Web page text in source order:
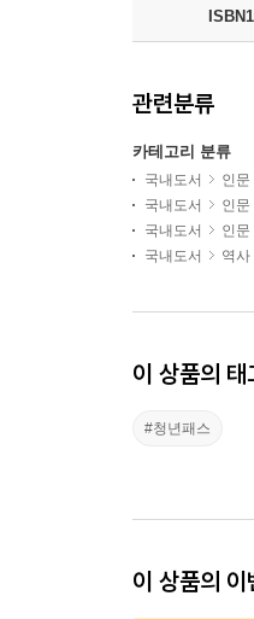
관련분류
카테고리 분류
국내도서 인문
국내도서
인문
국내도서
인문
국내도서
역사
이 상품의 태
#청년패스
이 상품의 이